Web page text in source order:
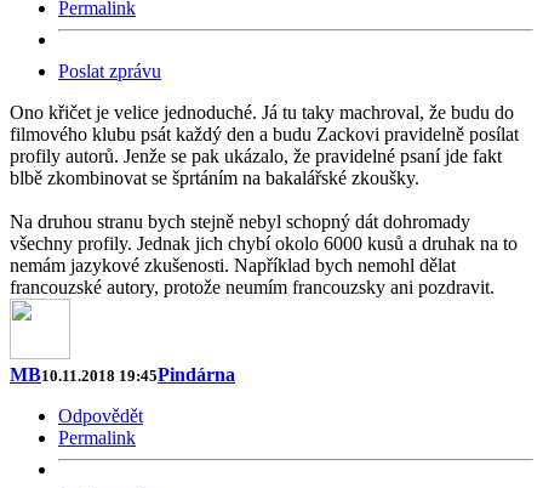
Permalink
Poslat zprávu
Ono křičet je velice jednoduché. Já tu taky machroval, že budu do
filmového klubu psát každý den a budu Zackovi pravidelně posílat
profily autorů. Jenže se pak ukázalo, že pravidelné psaní jde fakt
blbě zkombinovat se šprtáním na bakalářské zkoušky.
Na druhou stranu bych stejně nebyl schopný dát dohromady
všechny profily. Jednak jich chybí okolo 6000 kusů a druhak na to
nemám jazykové zkušenosti. Například bych nemohl dělat
francouzské autory, protože neumím francouzsky ani pozdravit.
MB10.11.2018 19:45Pindárna
Odpovědět
Permalink